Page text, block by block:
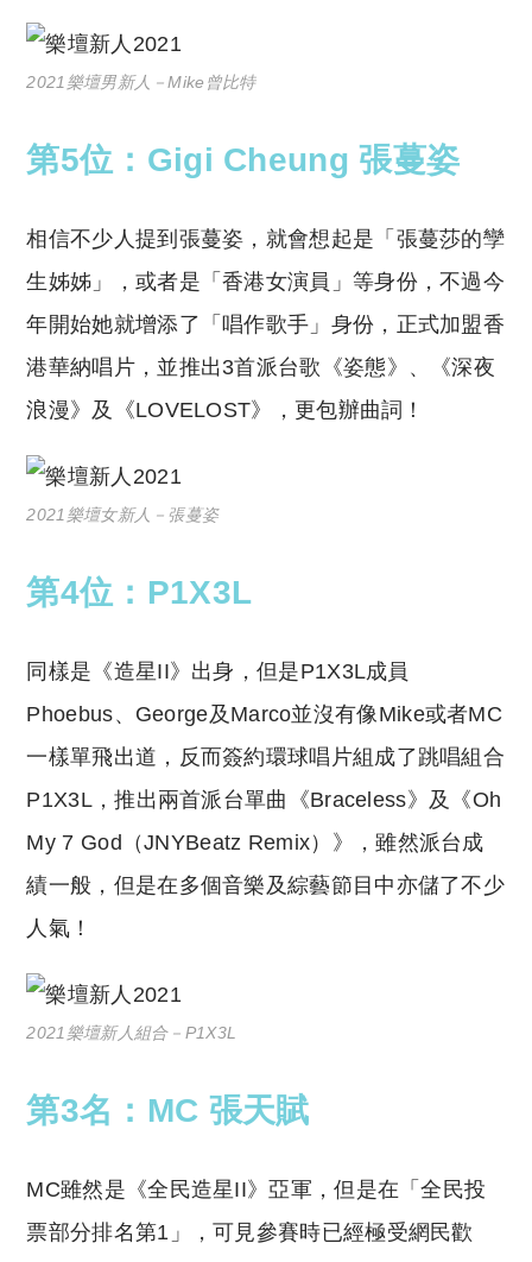
2021樂壇男新人－Mike曾比特
第5位：Gigi Cheung 張蔓姿
相信不少人提到張蔓姿，就會想起是「張蔓莎的孿
生姊姊」，或者是「香港女演員」等身份，不過今
年開始她就增添了「唱作歌手」身份，正式加盟香
港華納唱片，並推出3首派台歌《姿態》、《深夜
浪漫》及《LOVELOST》，更包辦曲詞！
2021樂壇女新人－張蔓姿
第4位：P1X3L
同樣是《造星II》出身，但是P1X3L成員
Phoebus、George及Marco並沒有像Mike或者MC
一樣單飛出道，反而簽約環球唱片組成了跳唱組合
P1X3L，推出兩首派台單曲《Braceless》及《Oh
My 7 God（JNYBeatz Remix）》，雖然派台成
績一般，但是在多個音樂及綜藝節目中亦儲了不少
人氣！
2021樂壇新人組合－P1X3L
第3名：MC 張天賦
MC雖然是《全民造星II》亞軍，但是在「全民投
票部分排名第1」，可見參賽時已經極受網民歡